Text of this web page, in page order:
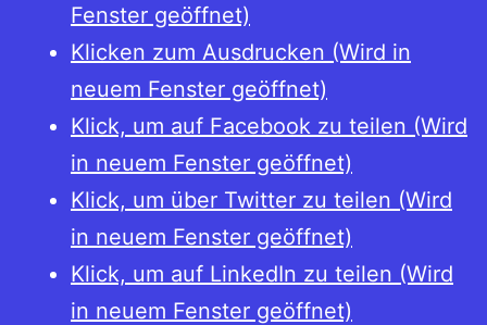
Fenster geöffnet)
Klicken zum Ausdrucken (Wird in
neuem Fenster geöffnet)
Klick, um auf Facebook zu teilen (Wird
in neuem Fenster geöffnet)
Klick, um über Twitter zu teilen (Wird
in neuem Fenster geöffnet)
Klick, um auf LinkedIn zu teilen (Wird
in neuem Fenster geöffnet)